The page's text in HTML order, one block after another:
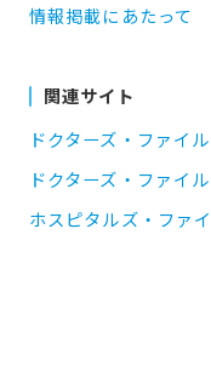
情報掲載にあたって
関連サイト
ドクターズ・ファイル
ドクターズ・ファイ
ホスピタルズ・ファ